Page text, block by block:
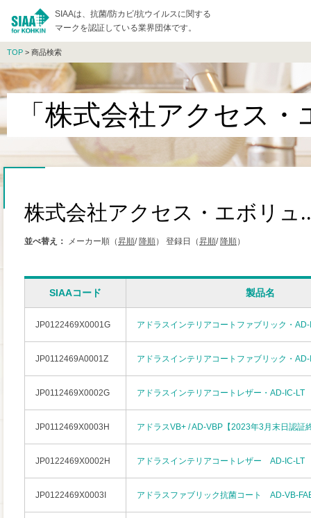
SIAAは、抗菌/防カビ/抗ウイルスに関する
マークを認証している業界団体です。
TOP > 商品検索
「株式会社アクセス
株式会社アクセス・エボリュ
並べ替え： メーカー順（昇順/ 降順） 登録日（昇順/ 降順）
SIAAコード 製品名
JP0122469X0001G アドラスインテリアコートファブリック・AD-
JP0112469A0001Z アドラスインテリアコートファブリック・AD-
JP0112469X0002G アドラスインテリアコートレザー・AD-IC-
JP0112469X0003H アドラスVB+ / AD-VBP【2023年3月末日認証
JP0122469X0002H アドラスインテリアコートレザー AD-IC-LT
JP0122469X0003I アドラスファブリック抗菌コート AD-VB-